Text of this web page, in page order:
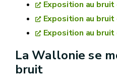
Exposition au
Exposition au
Exposition au
La Wallonie se
bruit